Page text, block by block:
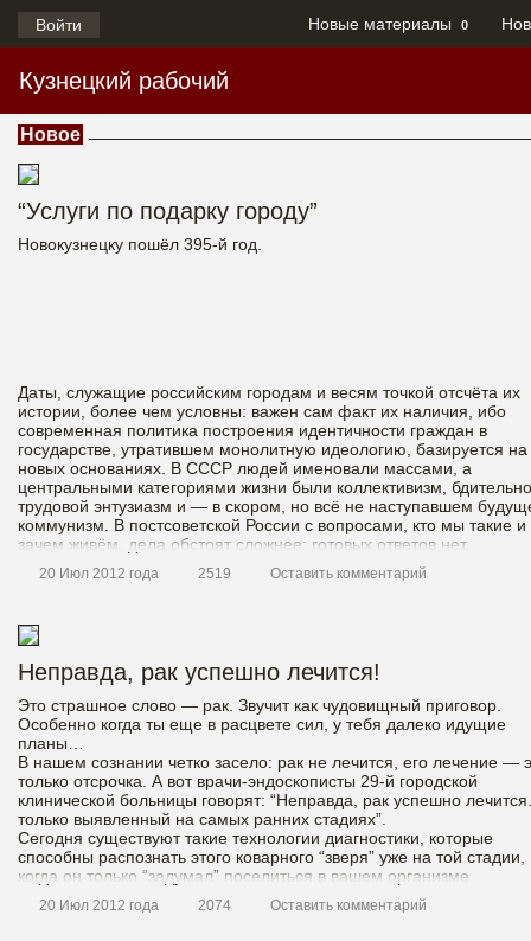
Войти Новые материалы 0
Кузнецкий рабочий
Новое
“Услуги по подарку городу”
Новокузнецку пошёл 395-й год.
Даты, служащие российским городам и весям точкой отсчёта их
истории, более чем условны: важен сам факт их наличия, ибо
современная политика построения идентичности граждан в
государстве, утратившем монолитную идеологию, базируется на
новых основаниях. В СССР людей именовали массами, а
центральными категориями жизни были коллективизм,
трудовой энтузиазм и — в скором, но всё не наступавшем
коммунизм. В постсоветской России с вопросами, кто мы такие и
зачем живём, дела обстоят сложнее: готовых ответов нет.
20 Июл 2012 года 2519 Оставить комментарий
Неправда, рак успешно лечится!
Это страшное слово — рак. Звучит как чудовищный приговор.
Особенно когда ты еще в расцвете сил, у тебя далеко идущие
планы…
В нашем сознании четко засело: рак не лечится, его лечение —
только отсрочка. А вот врачи-эндоскописты 29-й городской
клинической больницы говорят: “Неправда, рак успешно
только выявленный на самых ранних стадиях”.
Сегодня существуют такие технологии диагностики, которые
способны распознать этого коварного “зверя” уже на той стадии,
когда он только “задумал” поселиться в вашем организме.
Слово врачу-эндоскописту Городской клинической больницы №
Антону Леонтьеву.
20 Июл 2012 года 2074 Оставить комментарий